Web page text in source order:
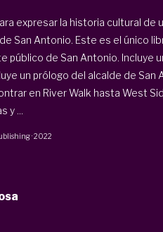
expresar la historia cultural de
San Antonio. Este es el único
de San Antonio. Incluye
un prólogo del alcalde de San
en River Walk hasta West
y ...
·2022